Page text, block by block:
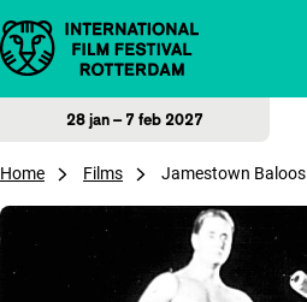
Direct naar inhoud
28 jan – 7 feb 2027
Home Films Jamestown Baloos